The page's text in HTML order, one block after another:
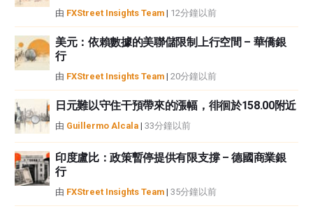
者沒有收到撰寫這篇文章的報酬。
性不作任何陳述。FXStreet和作者將不承擔任何錯誤，遺漏或任何損失，傷害
或損害由此資訊及其顯示或使用引起的。錯誤和遺漏除外。本文作者和
FXStreet並非註冊投資顧問，本文內容無意提供任何投資建議。
由 FXStreet Insights Team | 12分鐘以前
美元：依賴數據的美聯儲限制上行空間 – 華僑銀
行
由 FXStreet Insights Team | 20分鐘以前
日元難以守住干預帶來的漲幅，徘徊於158.00附近
由 Guillermo Alcala | 33分鐘以前
印度盧比：政策暫停提供有限支撐 – 德國商業銀
行
由 FXStreet Insights Team | 35分鐘以前